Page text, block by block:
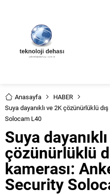
Anasayfa
HABER
Suya dayanıklı ve 2K çözünürlüklü
Solocam L40
Suya
çözünürlüklü
kamerası:
Security